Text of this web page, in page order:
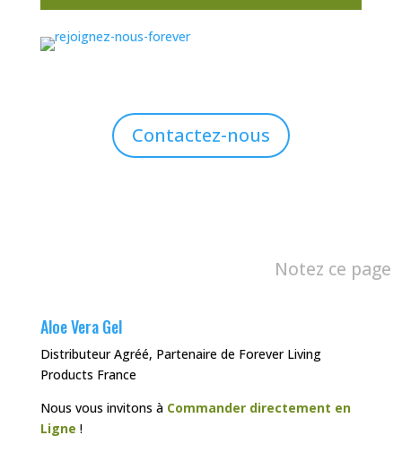
Contactez-nous
Notez ce page
Aloe Vera Gel
Distributeur Agréé, Partenaire de Forever Living
Products France
Nous vous invitons à Commander directement en
Ligne !